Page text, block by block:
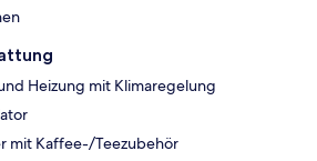
Heizung mit Klimaregelung
mit Kaffee-/Teezubehör